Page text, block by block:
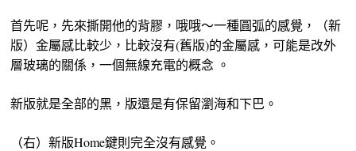
首先呢，先來撕開他的背膠，哦哦～一種圓弧的感覺，（新
版）金屬感比較少，比較沒有(舊版)的金屬感，可能是改外
層玻璃的關係，一個無線充電的概念 。
新版就是全部的黑，版還是有保留瀏海和下巴。
（右）新版Home鍵則完全沒有感覺。